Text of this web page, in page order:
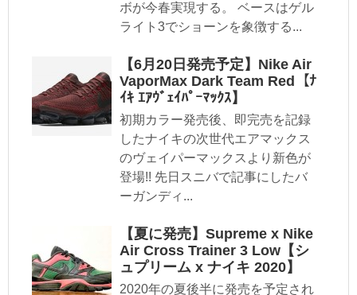
ボが今春実現する。 ベースはゲル
ライト3でショーンを象徴する...
【6月20日発売予定】Nike Air
VaporMax Dark Team Red【ﾅ
ｲｷ ｴｱｳﾞｪｲﾊﾟｰﾏｯｸｽ】
初期カラー発売後、即完売を記録
したナイキの次世代エアマックス
のヴェイパーマックスより新色が
登場!! 先日スニバで記事にしたバ
ーガンディ...
【夏に発売】Supreme x Nike
Air Cross Trainer 3 Low【シ
ュプリーム x ナイキ 2020】
2020年の夏後半に発売を予定され